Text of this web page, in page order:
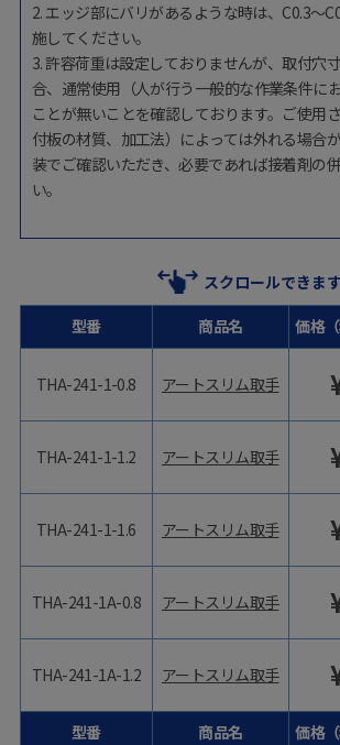
2. エッジ部にバリがあるような時は、C0.3～
施してください。
3. 許容荷重は設定しておりませんが、取付穴
合、通常使用（人が行う一般的な作業条件に
ことが無いことを確認しております。ご使用
付板の材質、加工法）によっては外れる場合
装でご確認いただき、必要であれば接着剤の
い。
スクロールできます
型番
THA-241-1-0.8
THA-241-1-1.2
THA-241-1-1.6
THA-241-1A-0.8
THA-241-1A-1.2
型番
商品名 価格（
アートスリム取手
アートスリム取手
アートスリム取手
アートスリム取手
アートスリム取手
商品名 価格（